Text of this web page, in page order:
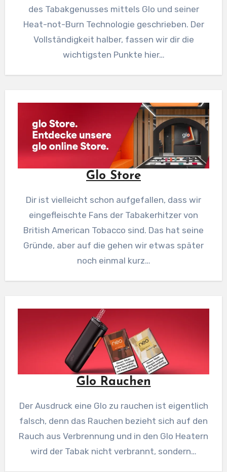
des Tabakgenusses mittels Glo und seiner
Heat-not-Burn Technologie geschrieben. Der
Vollständigkeit halber, fassen wir dir die
wichtigsten Punkte hier…
Glo Store
Dir ist vielleicht schon aufgefallen, dass wir
eingefleischte Fans der Tabakerhitzer von
British American Tobacco sind. Das hat seine
Gründe, aber auf die gehen wir etwas später
noch einmal kurz…
Glo Rauchen
Der Ausdruck eine Glo zu rauchen ist eigentlich
falsch, denn das Rauchen bezieht sich auf den
Rauch aus Verbrennung und in den Glo Heatern
wird der Tabak nicht verbrannt, sondern…